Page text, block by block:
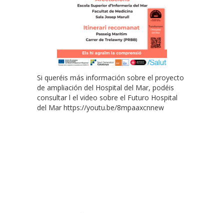
Si queréis más información sobre el proyecto
de ampliación del Hospital del Mar, podéis
consultar l el video sobre el Futuro Hospital
del Mar https://youtu.be/8mpaaxcnnew